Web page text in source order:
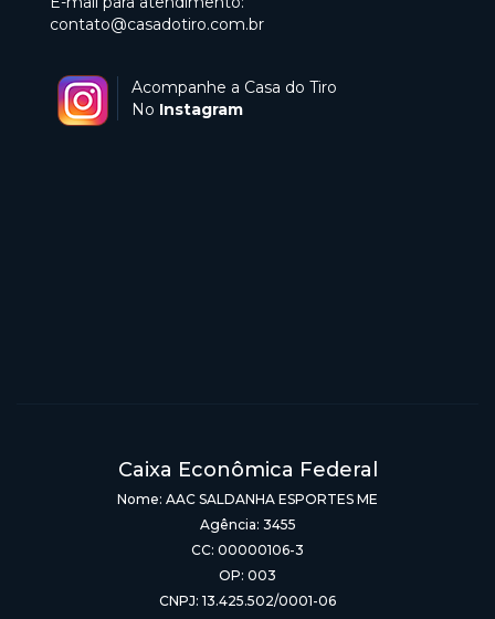
contato@casadotiro.com.br
Acompanhe a Casa do Tiro
No Instagram
Caixa Econômica Federal
Nome: AAC SALDANHA ESPORTES ME
Agência: 3455
CC: 00000106-3
OP: 003
CNPJ: 13.425.502/0001-06